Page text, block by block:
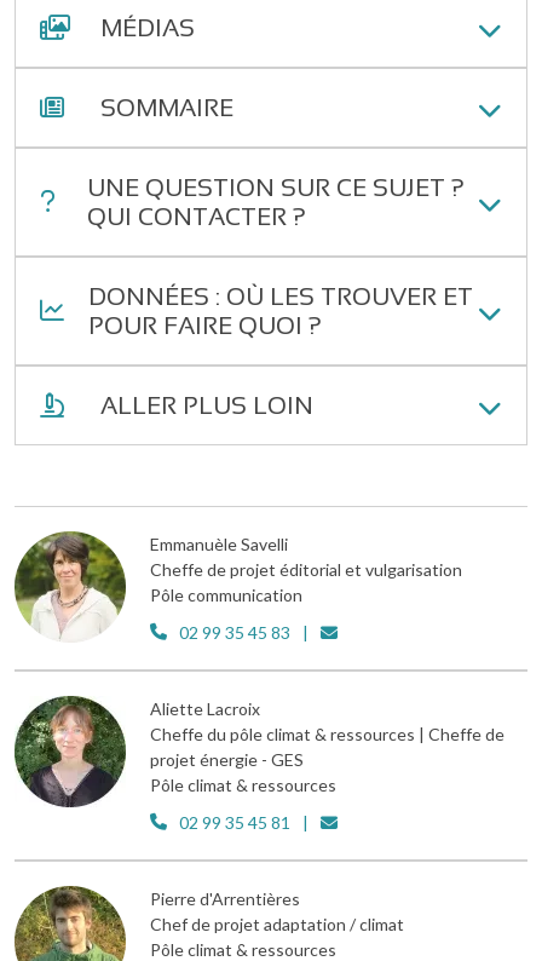
MÉDIAS
SOMMAIRE
UNE QUESTION SUR CE SUJET ?
QUI CONTACTER ?
DONNÉES : OÙ LES TROUVER ET
POUR FAIRE QUOI ?
ALLER PLUS LOIN
Emmanuèle Savelli
Cheffe de projet éditorial et vulgarisation
Pôle communication
02 99 35 45 83
Aliette Lacroix
Cheffe du pôle climat & ressources | Cheffe de
projet énergie - GES
Pôle climat & ressources
02 99 35 45 81
Pierre d'Arrentières
Chef de projet adaptation / climat
Pôle climat & ressources